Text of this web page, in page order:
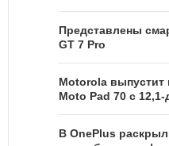
Представлены
GT 7 Pro
Motorola выпустит
Moto Pad 70 с
В OnePlus